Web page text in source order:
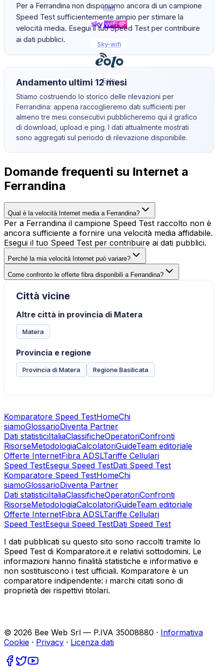
Iliad
Sky-wifi
Eolo
Per a Ferrandina non disponiamo ancora di un campione
Speed Test sufficientemente ampio per stimare la
velocità media. Esegui il tuo Speed Test per contribuire
ai dati pubblici.
Andamento ultimi 12 mesi
Stiamo costruendo lo storico delle rilevazioni per
Ferrandina: appena raccoglieremo dati sufficienti per
almeno tre mesi consecutivi pubblicheremo qui il grafico
di download, upload e ping. I dati attualmente mostrati
sono aggregati sul periodo di rilevazione disponibile.
Domande frequenti su Internet a
Ferrandina
Qual è la velocità Internet media a Ferrandina?
Per a Ferrandina il campione Speed Test raccolto non è
ancora sufficiente a fornire una velocità media affidabile.
Esegui il tuo Speed Test per contribuire ai dati pubblici.
Perché la mia velocità Internet può variare?
Come confronto le offerte fibra disponibili a Ferrandina?
Città vicine
Altre città in provincia di Matera
Matera
Provincia e regione
Provincia di Matera Regione Basilicata
Komparatore Speed TestHomeChi
siamoGlossarioDiventa Partner
Dati statisticiItaliaClassificheOperatoriConfronti
RisorseMetodologiaCalcolatoriGuideTeam editoriale
Offerte InternetFibra ADSLTariffe Cellulari
Speed TestEsegui Speed TestDati Speed Test
Komparatore Speed TestHomeChi
siamoGlossarioDiventa Partner
Dati statisticiItaliaClassificheOperatoriConfronti
RisorseMetodologiaCalcolatoriGuideTeam editoriale
Offerte InternetFibra ADSLTariffe Cellulari
Speed TestEsegui Speed TestDati Speed Test
I dati pubblicati su questo sito sono raccolti tramite lo
Speed Test di Komparatore.it e relativi sottodomini. Le
informazioni hanno finalità statistiche e informative e
non sostituiscono i test ufficiali. Komparatore è un
comparatore indipendente: i marchi citati sono di
proprietà dei rispettivi titolari.
© 2026 Bee Web Srl — P.IVA 35008880 · Informativa
Cookie · Privacy · Licenza dati